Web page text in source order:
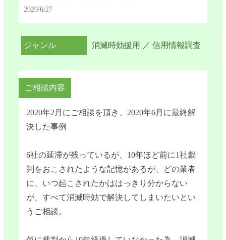
2020/6/27
ジャンル 消滅時効援用 ／ 信用情報調査
ご相談内容
2020年2月にご相談を頂き、2020年6月に最終解
決した事例
6社の延滞が残っているが、10年ほど前に1社裁
判をおこされたような記憶があるが、どの業者
に、いつ起こされたかははっきり分からない
が、すべて消滅時効で解決してしまいたいとい
うご相談。